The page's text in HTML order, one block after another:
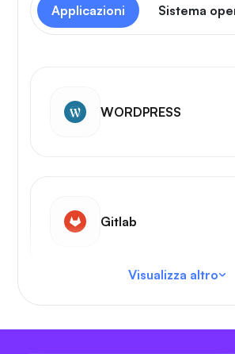
Applicazioni Sistema
WORDPRESS
Gitlab
Codice VS
Visualizza altro